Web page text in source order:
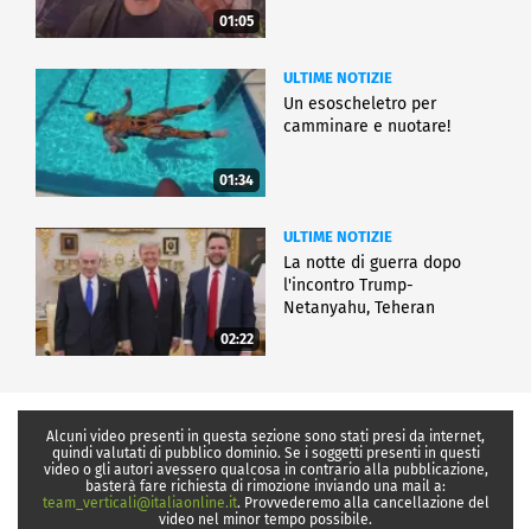
01:05
01:34
ULTIME NOTIZIE
Un esoscheletro per
camminare e nuotare!
02:22
ULTIME NOTIZIE
La notte di guerra dopo
l'incontro Trump-
Netanyahu, Teheran
Alcuni video presenti in questa sezione sono stati presi da internet,
quindi valutati di pubblico dominio. Se i soggetti presenti in questi
video o gli autori avessero qualcosa in contrario alla pubblicazione,
basterà fare richiesta di rimozione inviando una mail a:
team_verticali@italiaonline.it. Provvederemo alla cancellazione del
video nel minor tempo possibile.